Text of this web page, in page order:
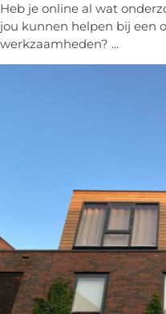
Heb je online al wat
jou kunnen helpen bij een
werkzaamheden? ...